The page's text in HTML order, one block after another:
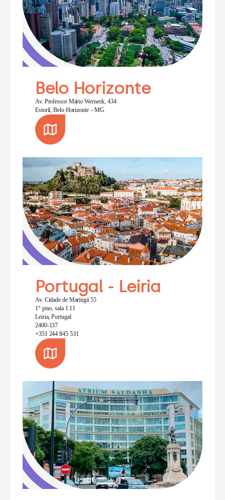
Belo Horizonte
Av. Professor Mário Werneck, 434
Estoril, Belo Horizonte – MG
Portugal - Leiria
Av. Cidade de Maringá 55
1° piso, sala 1.11
Leiria, Portugal
2400-137
+351 244 845 531